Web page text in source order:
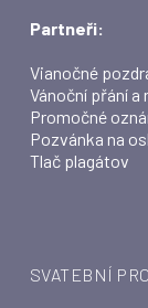
Partneři:
Vianočné
Vánoční přání
Promočné
Pozvánka na
Tlač plagátov
SVATEBNÍ